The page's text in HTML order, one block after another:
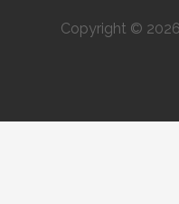
Copyright ©